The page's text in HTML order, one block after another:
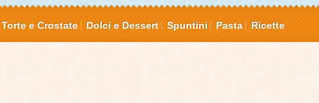
Torte e Crostate Dolci e Dessert Spuntini Pasta Ricette